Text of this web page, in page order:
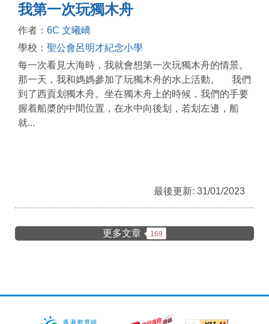
我第一次玩獨木舟
作者： 6C 文曦嶠
學校： 聖公會呂明才紀念小學
每一次看見大海時，我就會想第一次玩獨木舟的情景。
那一天，我和媽媽參加了玩獨木舟的水上活動。 我們
到了西貢划獨木舟。坐在獨木舟上的時候，我們的手要
握着船槳的中間位置，在水中向後划，若划左邊，船
就...
最後更新: 31/01/2023
更多文章 169